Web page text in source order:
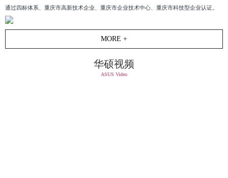
通过四标体系、重庆市高新技术企业、重庆市企业技术中心、重庆市科技型企业认证。
MORE +
华硕视频
ASUS Video